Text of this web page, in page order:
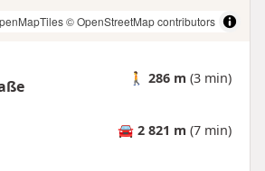
© OpenStreetMap contributors
🚶 286 m (3 min)
🚘 2 821 m (7 min)